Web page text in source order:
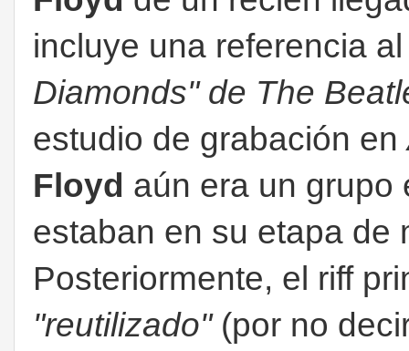
incluye una referencia
Diamonds" de The
estudio de grabación en
Floyd aún era un grupo
estaban en su etapa de
Posteriormente, el riff
"reutilizado"(por no